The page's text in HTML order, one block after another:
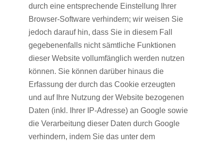
durch eine entsprechende Einstellung Ihrer
Browser-Software verhindern; wir weisen Sie
jedoch darauf hin, dass Sie in diesem Fall
gegebenenfalls nicht sämtliche Funktionen
dieser Website vollumfänglich werden nutzen
können. Sie können darüber hinaus die
Erfassung der durch das Cookie erzeugten
und auf Ihre Nutzung der Website bezogenen
Daten (inkl. Ihrer IP-Adresse) an Google sowie
die Verarbeitung dieser Daten durch Google
verhindern, indem Sie das unter dem